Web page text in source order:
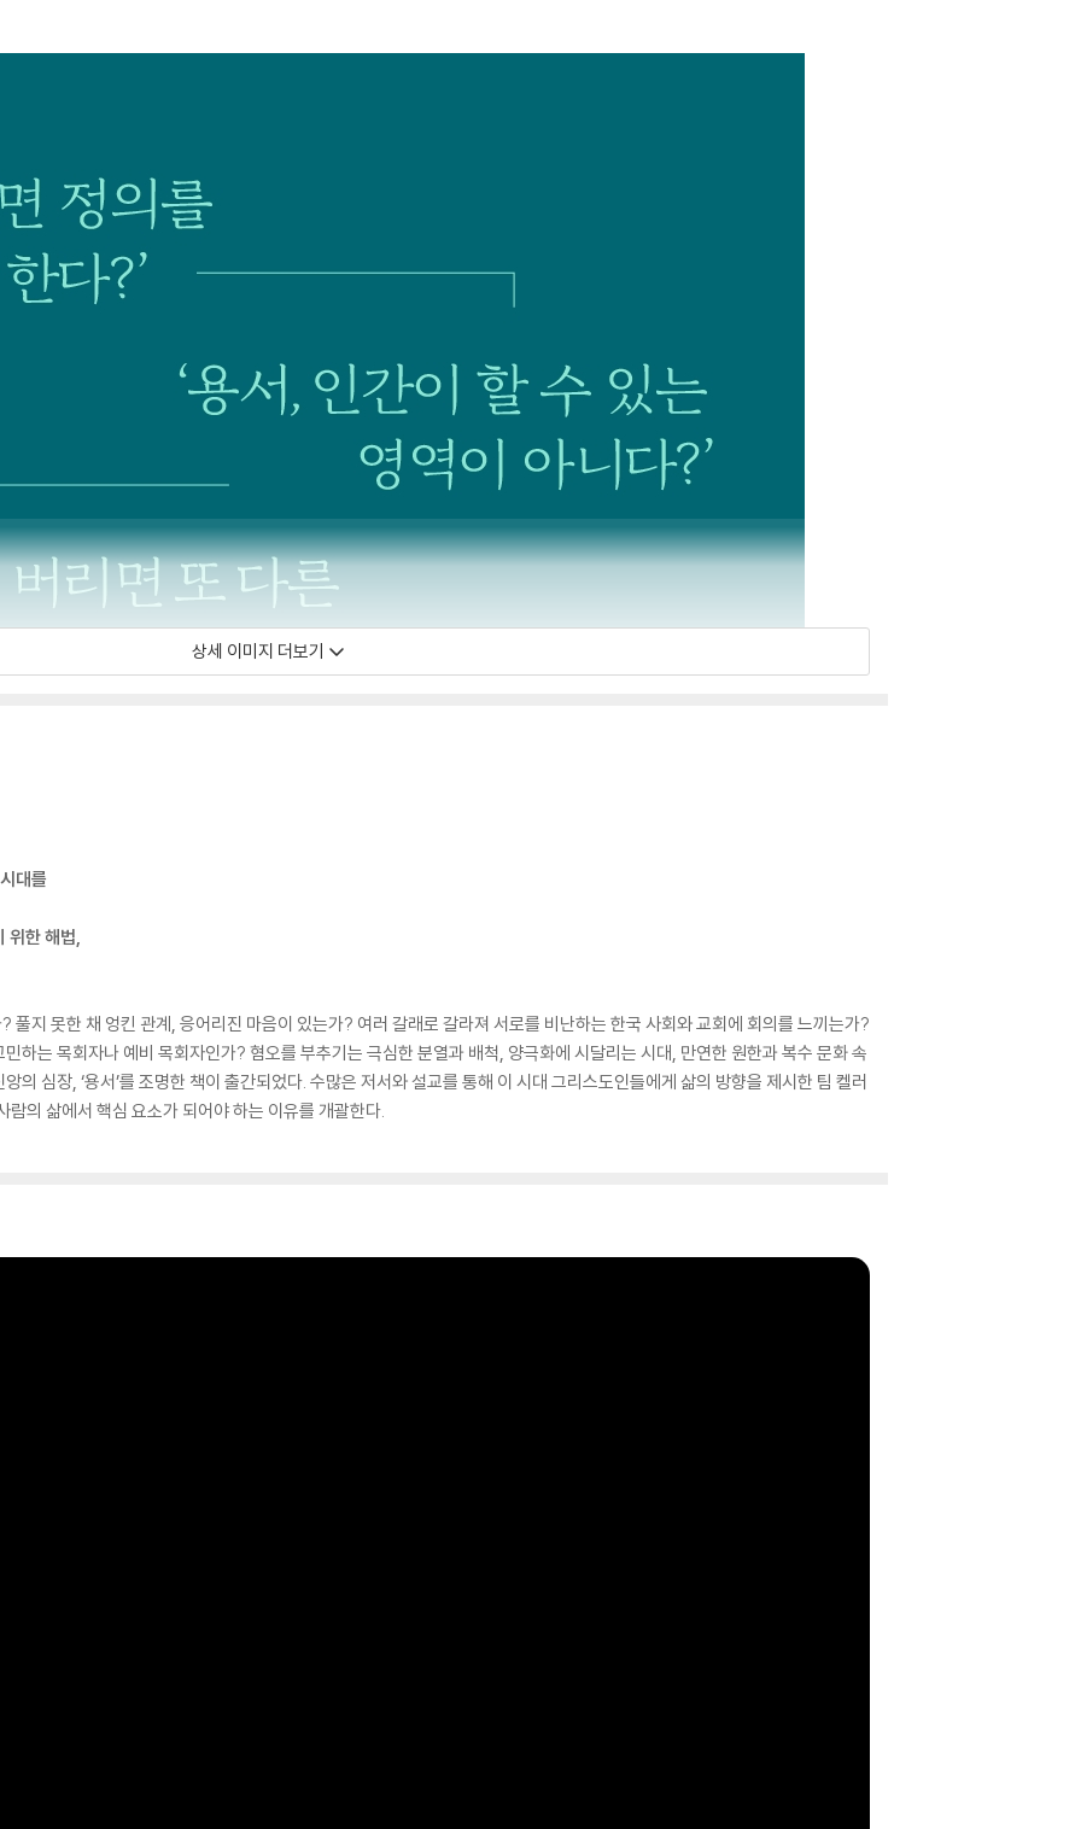
상세 이미지 더보기
대를
위한 해법,
풀지 못한 채 엉킨 관계, 응어리진 마음이 있는가? 여러 갈래로 갈라져 서로를 비난하는 한국 사회와 교회에 회의를 느끼는가?
하는 목회자나 예비 목회자인가? 혐오를 부추기는 극심한 분열과 배척, 양극화에 시달리는 시대, 만연한 원한과 복수 문화 속
의 심장, ‘용서’를 조명한 책이 출간되었다. 수많은 저서와 설교를 통해 이 시대 그리스도인들에게 삶의 방향을 제시한 팀 켈러
의 삶에서 핵심 요소가 되어야 하는 이유를 개괄한다.